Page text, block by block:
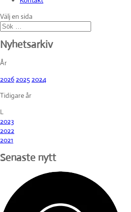
Välj en sida
Nyhetsarkiv
År
202620252024
Tidigare år
L
2023
2022
2021
Senaste nytt